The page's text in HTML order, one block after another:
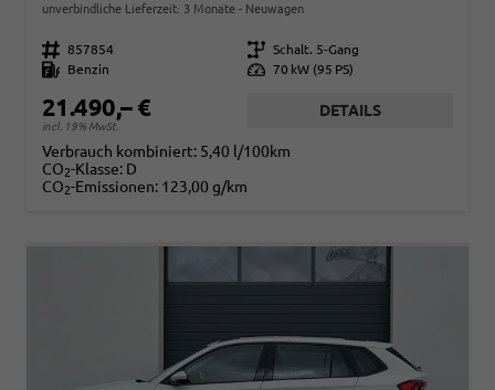
unverbindliche Lieferzeit: 3 Monate Neuwagen
Fahrzeugnr. 857854 Getriebe Schalt. 5-Gang
Kraftstoff
Benzin Leistung 70 kW (95 PS)
21.490,– €
incl. 19% MwSt.
DETAILS
Verbrauch kombiniert: 5,40 l/100km
CO2-Klasse: D
CO2-Emissionen: 123,00 g/km